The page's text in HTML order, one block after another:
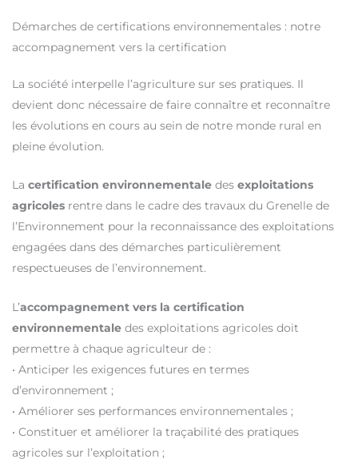
Démarches de certifications environnementales : notre
accompagnement vers la certification
La société interpelle l’agriculture sur ses pratiques. Il
devient donc nécessaire de faire connaître et reconnaître
les évolutions en cours au sein de notre monde rural en
pleine évolution.
La certification environnementale des exploitations
agricoles rentre dans le cadre des travaux du Grenelle de
l’Environnement pour la reconnaissance des exploitations
engagées dans des démarches particulièrement
respectueuses de l’environnement.
L’accompagnement vers la certification
environnementale des exploitations agricoles doit
permettre à chaque agriculteur de :
• Anticiper les exigences futures en termes
d’environnement ;
• Améliorer ses performances environnementales ;
• Constituer et améliorer la traçabilité des pratiques
agricoles sur l’exploitation ;